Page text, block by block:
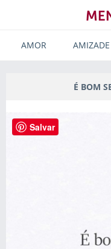
AMOR AMIZADE
É BOM
Salvar